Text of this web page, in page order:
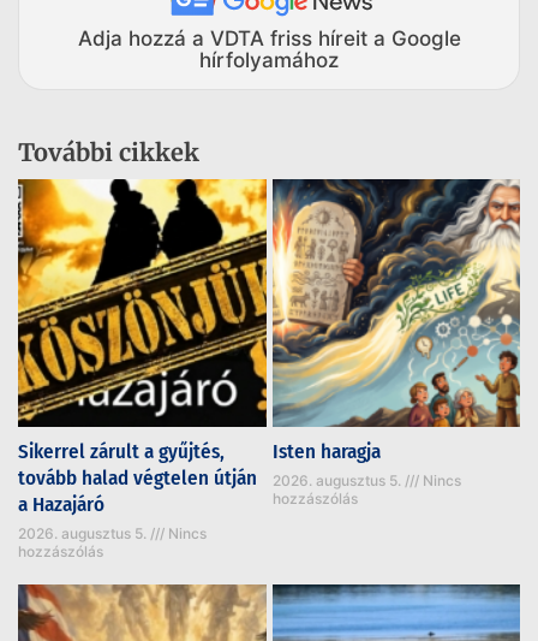
Adja hozzá a VDTA friss híreit a Google
hírfolyamához
További cikkek
Sikerrel zárult a gyűjtés,
tovább halad végtelen útján
a Hazajáró
2026. augusztus 5.
Nincs
hozzászólás
Isten haragja
2026. augusztus 5.
Nincs
hozzászólás